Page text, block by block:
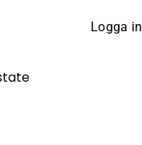
Logga in